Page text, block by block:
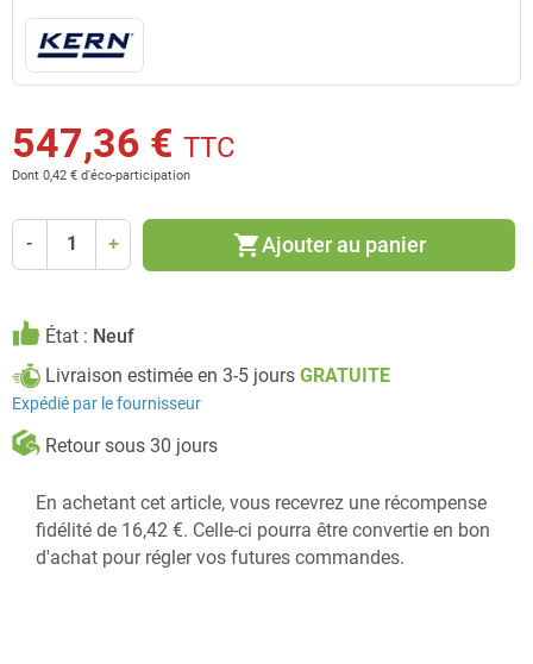
547,36 € TTC
Dont 0,42 € d'éco-participation
- + shopping_cartAjouter au panier
État : Neuf
Livraison estimée en 3-5 jours GRATUITE
Expédié par le fournisseur
Retour sous 30 jours
En achetant cet article, vous recevrez une récompense
fidélité de 16,42 €. Celle-ci pourra être convertie en bon
d'achat pour régler vos futures commandes.